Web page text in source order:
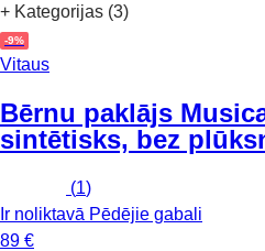
+ Kategorijas (3)
-9%
Vitaus
Bērnu paklājs
sintētisks, bez
(1)
Ir noliktavā Pēdējie gabali
89 €